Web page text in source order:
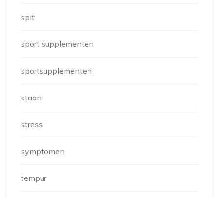
spit
sport supplementen
sportsupplementen
staan
stress
symptomen
tempur